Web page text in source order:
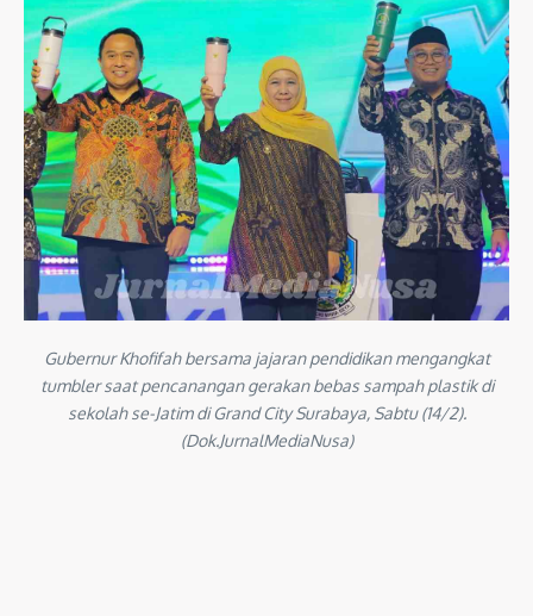
Gubernur Khofifah bersama jajaran pendidikan mengangkat
tumbler saat pencanangan gerakan bebas sampah plastik di
sekolah se-Jatim di Grand City Surabaya, Sabtu (14/2).
(Dok.JurnalMediaNusa)